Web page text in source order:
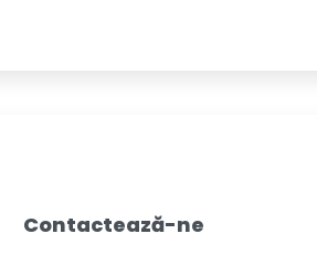
Contactează-ne